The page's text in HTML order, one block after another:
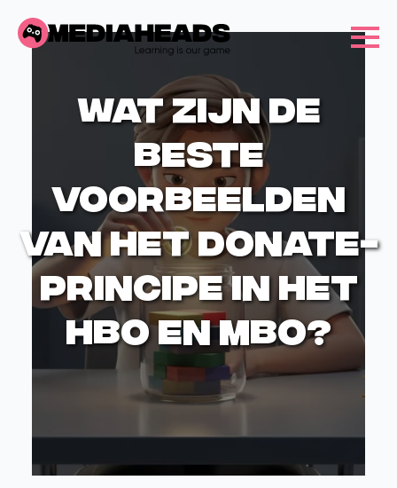
Wat zijn de
beste
voorbeelden
van het donate-
principe in het
HBO en MBO?